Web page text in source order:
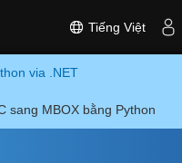
Tiếng Việt
via .NET
sang MBOX bằng Python